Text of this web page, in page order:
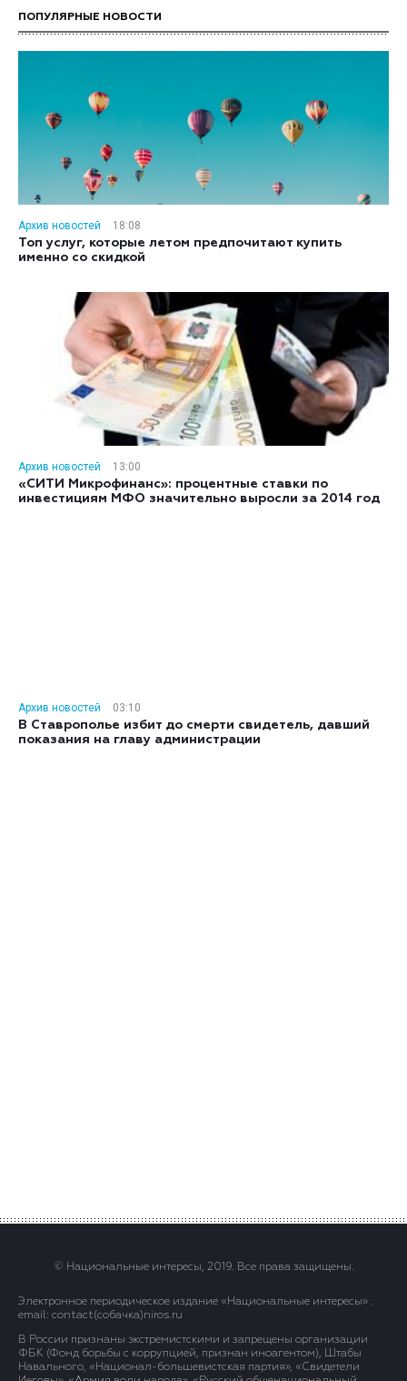
ПОПУЛЯРНЫЕ НОВОСТИ
Архив новостей
18:08
Топ услуг, которые летом предпочитают купить
именно со скидкой
Архив новостей
13:00
«СИТИ Микрофинанс»: процентные ставки по
инвестициям МФО значительно выросли за 2014 год
Архив новостей
03:10
В Ставрополье избит до смерти свидетель, давший
показания на главу администрации
© Национальные интересы, 2019. Все права защищены.
Электронное периодическое издание «Национальные интересы» .
email: contact(сoбaчка)niros.ru
В России признаны экстремистскими и запрещены организации
ФБК (Фонд борьбы с коррупцией, признан иноагентом), Штабы
Навального, «Национал-большевистская партия», «Свидетели